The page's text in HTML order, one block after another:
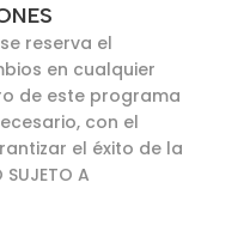
se reserva el
en cualquier
de este programa
con el
el éxito de la
A